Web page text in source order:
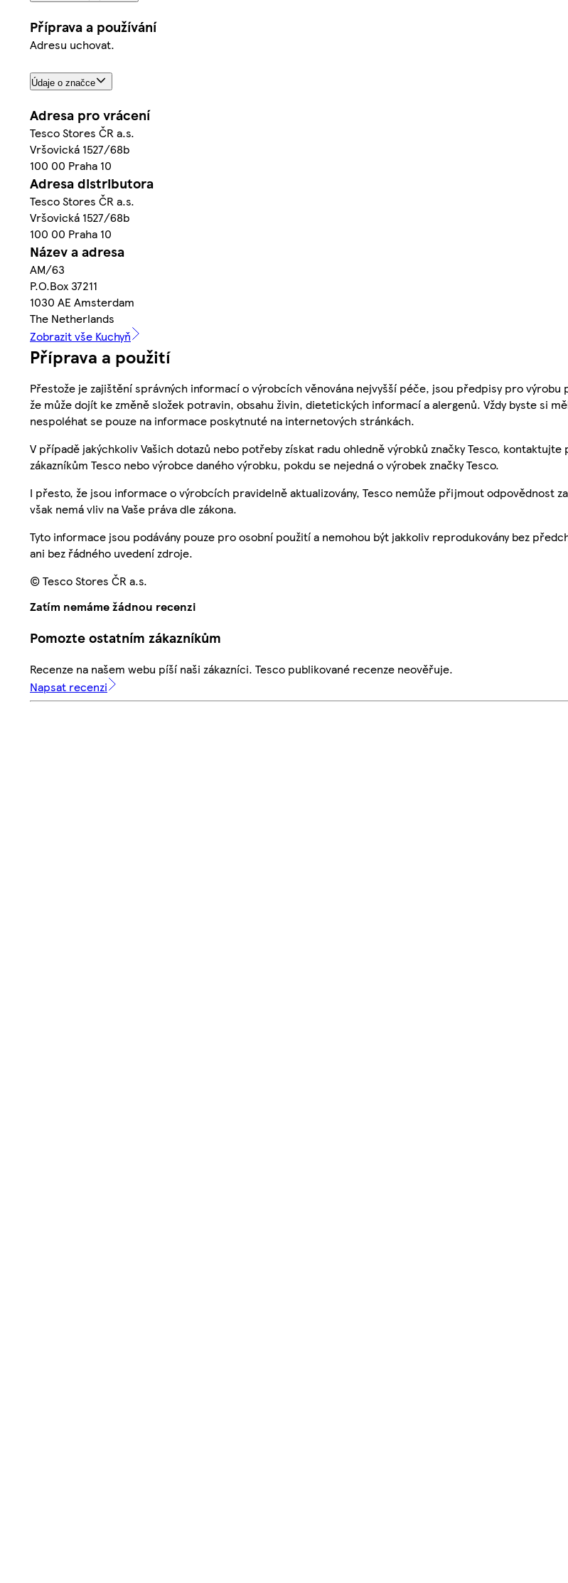
Příprava a používání
Adresu uchovat.
Údaje o značce
Adresa pro vrácení
Tesco Stores ČR a.s.
Vršovická 1527/68b
100 00 Praha 10
Adresa distributora
Tesco Stores ČR a.s.
Vršovická 1527/68b
100 00 Praha 10
Název a adresa
AM/63
P.O.Box 37211
1030 AE Amsterdam
The Netherlands
Zobrazit vše Kuchyň
Příprava a použití
Přestože je zajištění správných informací o výrobcích věnována nejvyšší péče, jsou předpisy pro výrobu
že může dojít ke změně složek potravin, obsahu živin, dietetických informací a alergenů. Vždy byste si
nespoléhat se pouze na informace poskytnuté na internetových stránkách.
V případě jakýchkoliv Vašich dotazů nebo potřeby získat radu ohledně výrobků značky Tesco,
zákazníkům Tesco nebo výrobce daného výrobku, pokdu se nejedná o výrobek značky Tesco.
I přesto, že jsou informace o výrobcích pravidelně aktualizovány, Tesco nemůže přijmout odpovědnost
však nemá vliv na Vaše práva dle zákona.
Tyto informace jsou podávány pouze pro osobní použití a nemohou být jakkoliv reprodukovány bez
ani bez řádného uvedení zdroje.
© Tesco Stores ČR a.s.
Zatím nemáme žádnou recenzi
Pomozte ostatním zákazníkům
Recenze na našem webu píší naši zákazníci. Tesco publikované recenze neověřuje.
Napsat recenzi